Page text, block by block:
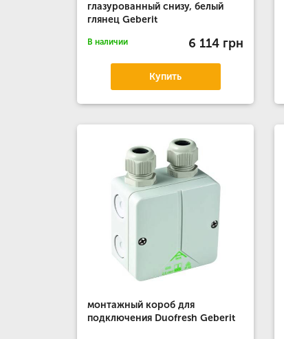
глазурованный снизу, белый
глянец Geberit
В наличии 6 114 грн
Купить
монтажный короб для
подключения Duofresh Geberit